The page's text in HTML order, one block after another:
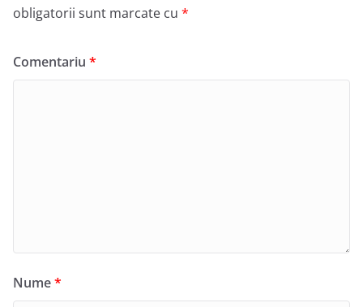
obligatorii sunt marcate cu *
Comentariu *
Nume*